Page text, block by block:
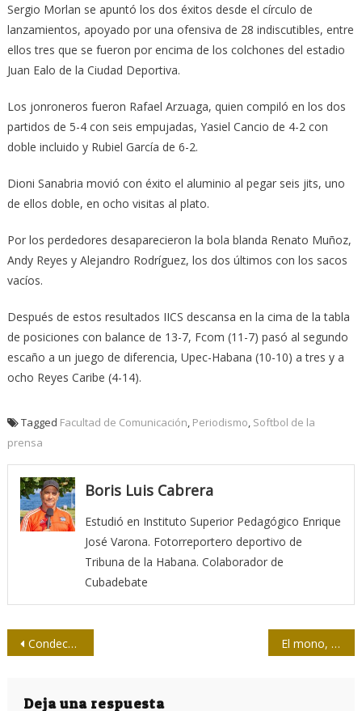
Sergio Morlan se apuntó los dos éxitos desde el círculo de
lanzamientos, apoyado por una ofensiva de 28 indiscutibles, entre
ellos tres que se fueron por encima de los colchones del estadio
Juan Ealo de la Ciudad Deportiva.
Los jonroneros fueron Rafael Arzuaga, quien compiló en los dos
partidos de 5-4 con seis empujadas, Yasiel Cancio de 4-2 con
doble incluido y Rubiel García de 6-2.
Dioni Sanabria movió con éxito el aluminio al pegar seis jits, uno
de ellos doble, en ocho visitas al plato.
Por los perdedores desaparecieron la bola blanda Renato Muñoz,
Andy Reyes y Alejandro Rodríguez, los dos últimos con los sacos
vacíos.
Después de estos resultados IICS descansa en la cima de la tabla
de posiciones con balance de 13-7, Fcom (11-7) pasó al segundo
escaño a un juego de diferencia, Upec-Habana (10-10) a tres y a
ocho Reyes Caribe (4-14).
Tagged Facultad de Comunicación Periodismo Softbol de la
prensa
Boris Luis Cabrera
Estudió en Instituto Superior Pedagógico Enrique
José Varona. Fotorreportero deportivo de
Tribuna de la Habana. Colaborador de
Cubadebate
Navegación
Condecoran a profesionales de la comunicación y el periodismo en Cuba por su trayectoria laboral El mono, el trabajo y un socialismo más «mono»
Deja una respuesta